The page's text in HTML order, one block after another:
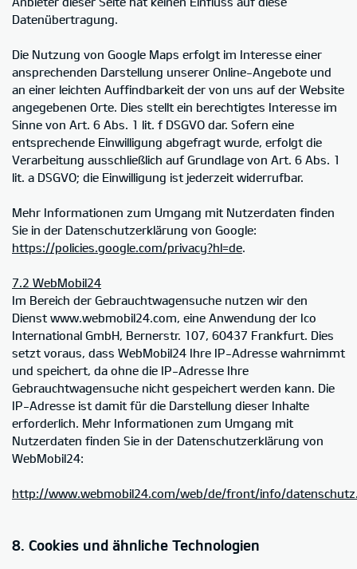
Datenübertragung.
Die Nutzung von Google Maps erfolgt im Interesse einer
ansprechenden Darstellung unserer Online-Angebote und
an einer leichten Auffindbarkeit der von uns auf der Website
angegebenen Orte. Dies stellt ein berechtigtes Interesse im
Sinne von Art. 6 Abs. 1 lit. f DSGVO dar. Sofern eine
entsprechende Einwilligung abgefragt wurde, erfolgt die
Verarbeitung ausschließlich auf Grundlage von Art. 6 Abs. 1
lit. a DSGVO; die Einwilligung ist jederzeit widerrufbar.
Mehr Informationen zum Umgang mit Nutzerdaten finden
Sie in der Datenschutzerklärung von Google:
https://policies.google.com/privacy?hl=de.
7.2 WebMobil24
Im Bereich der Gebrauchtwagensuche nutzen wir den
Dienst www.webmobil24.com, eine Anwendung der Ico
International GmbH, Bernerstr. 107, 60437 Frankfurt. Dies
setzt voraus, dass WebMobil24 Ihre IP-Adresse wahrnimmt
und speichert, da ohne die IP-Adresse Ihre
Gebrauchtwagensuche nicht gespeichert werden kann. Die
IP-Adresse ist damit für die Darstellung dieser Inhalte
erforderlich. Mehr Informationen zum Umgang mit
Nutzerdaten finden Sie in der Datenschutzerklärung von
WebMobil24:
http://www.webmobil24.com/web/de/front/info/
8. Cookies und ähnliche Technologien